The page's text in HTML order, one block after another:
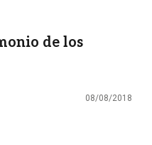
de los
08/08/2018